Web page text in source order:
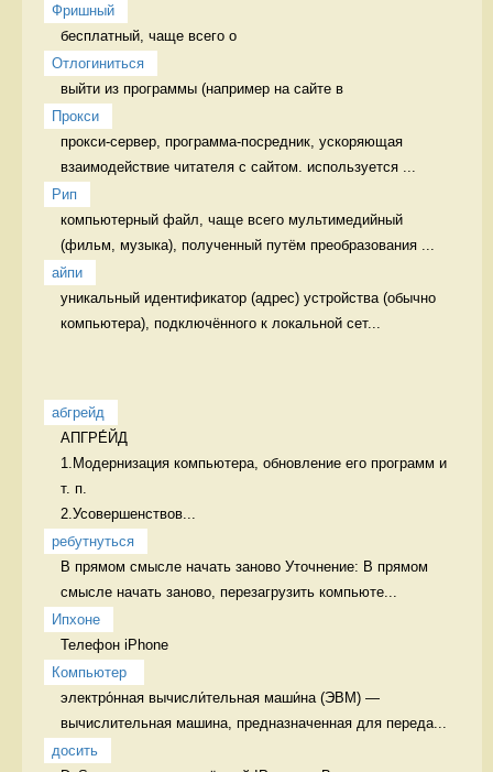
Фришный
бесплатный, чаще всего о
Отлогиниться
выйти из программы (например на сайте в
Прокси
прокси-сервер, программа-посредник, ускоряющая
взаимодействие читателя с сайтом. используется ...
Рип
компьютерный файл, чаще всего мультимедийный
(фильм, музыка), полученный путём преобразования ...
айпи
уникальный идентификатор (адрес) устройства (обычно
компьютера), подключённого к локальной сет...
абгрейд
АПГРЕ́ЙД
1.Модернизация компьютера, обновление его программ и
т. п.
2.Усовершенствов...
ребутнуться
В прямом смысле начать заново Уточнение: В прямом
смысле начать заново, перезагрузить компьюте...
Ипхоне
Телефон iPhone
Компьютер
электро́нная вычисли́тельная маши́на (ЭВМ) —
вычислительная машина, предназначенная для переда...
досить